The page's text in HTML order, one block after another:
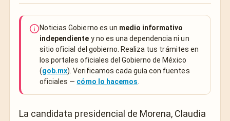
Noticias Gobierno es un medio informativo
independiente y no es una dependencia ni un
sitio oficial del gobierno. Realiza tus trámites en
los portales oficiales del Gobierno de México
(gob.mx). Verificamos cada guía con fuentes
oficiales — cómo lo hacemos
La candidata presidencial de Morena, Claudia